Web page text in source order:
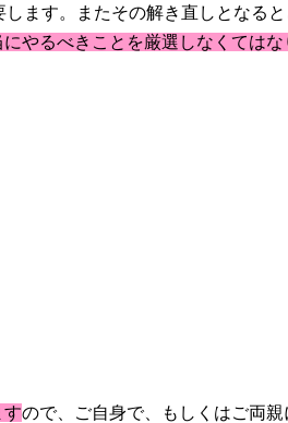
ます。またその解き直しとなる
にやるべきことを厳選しなくてはな
すので、ご自身で、もしくはご両